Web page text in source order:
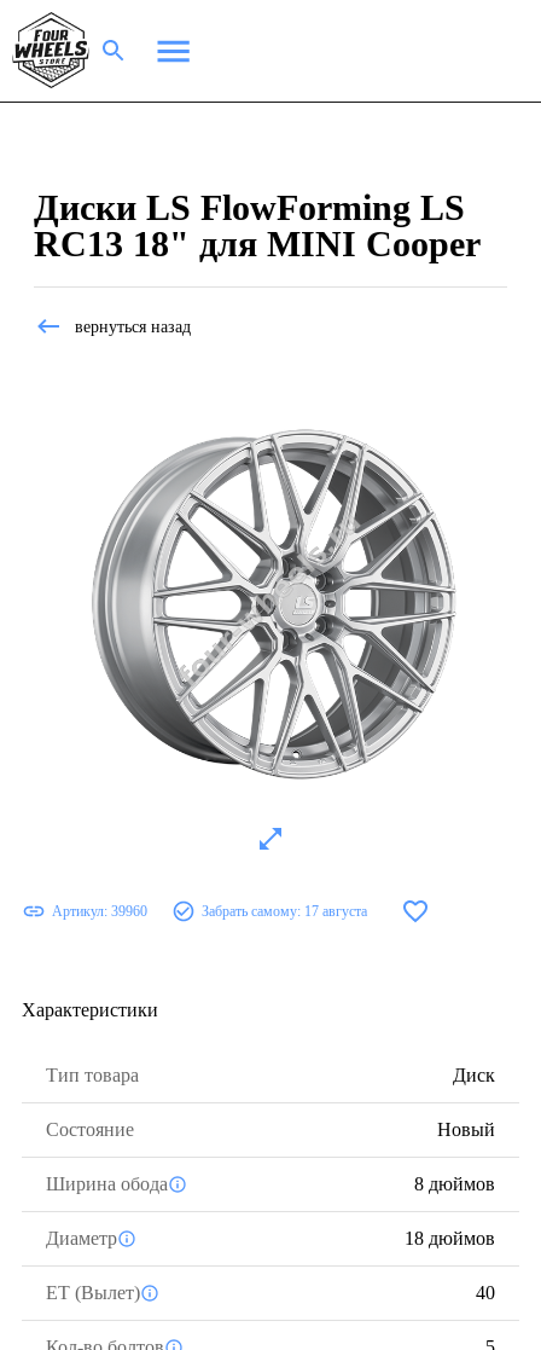
Диски LS FlowForming LS
RC13 18" для MINI Cooper
вернуться назад
Артикул: 39960 Забрать самому: 17 августа
Характеристики
Тип товара Диск
Состояние Новый
Ширина обода 8 дюймов
Диаметр 18 дюймов
ЕТ (Вылет) 40